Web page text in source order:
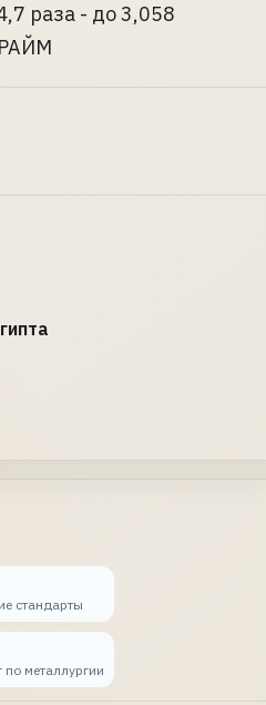
раза - до 3,058
стандарты
по металлургии